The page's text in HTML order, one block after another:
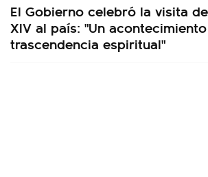
El Gobierno celebró la visita
XIV al país: "Un
trascendencia espiritual"